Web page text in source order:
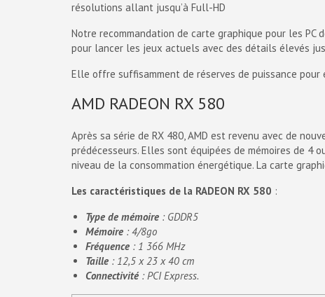
résolutions allant jusqu’à Full-HD
Notre recommandation de carte graphique pour les PC
pour lancer les jeux actuels avec des détails élevés
Elle offre suffisamment de réserves de puissance pour
AMD RADEON RX 580
Après sa série de RX 480, AMD est revenu avec de
prédécesseurs. Elles sont équipées de mémoires de 4
niveau de la consommation énergétique. La carte
Les caractéristiques de la RADEON RX 580 :
Type de mémoire : GDDR5
Mémoire : 4/8go
Fréquence : 1 366 MHz
Taille : 12,5 x 23 x 40 cm
Connectivité: PCI Express.